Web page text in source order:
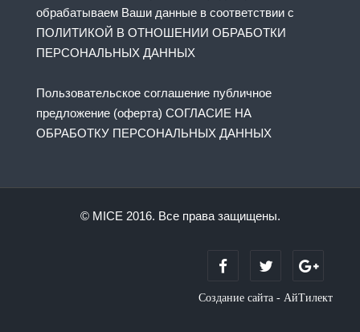
обрабатываем Ваши данные в соответствии с
ПОЛИТИКОЙ В ОТНОШЕНИИ ОБРАБОТКИ
ПЕРСОНАЛЬНЫХ ДАННЫХ
Пользовательское соглашение публичное
предложение (оферта) СОГЛАСИЕ НА
ОБРАБОТКУ ПЕРСОНАЛЬНЫХ ДАННЫХ
© MICE 2016. Все права защищены.
Создание сайта - АйТилект